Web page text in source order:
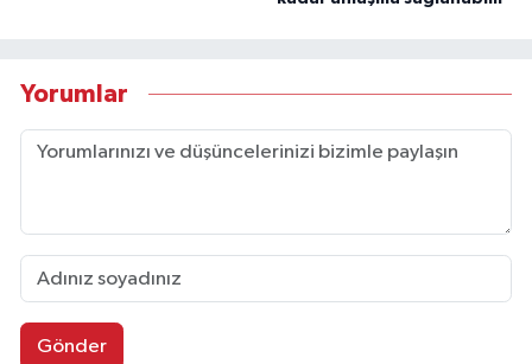
Yorumlar
Gönder